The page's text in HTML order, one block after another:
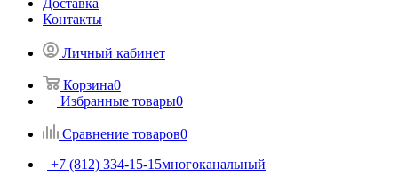
Доставка
Контакты
Личный кабинет
Корзина0
Избранные товары0
Сравнение товаров0
+7 (812) 334-15-15многоканальный